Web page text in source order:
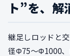
ト”を、解
継足しロッドと
径Φ75～Φ1000